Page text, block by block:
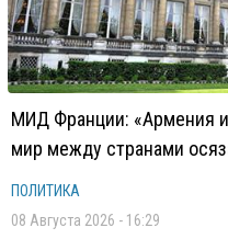
МИД Франции: «Армения
мир между странами
ПОЛИТИКА
08 Августа 2026 - 16:29